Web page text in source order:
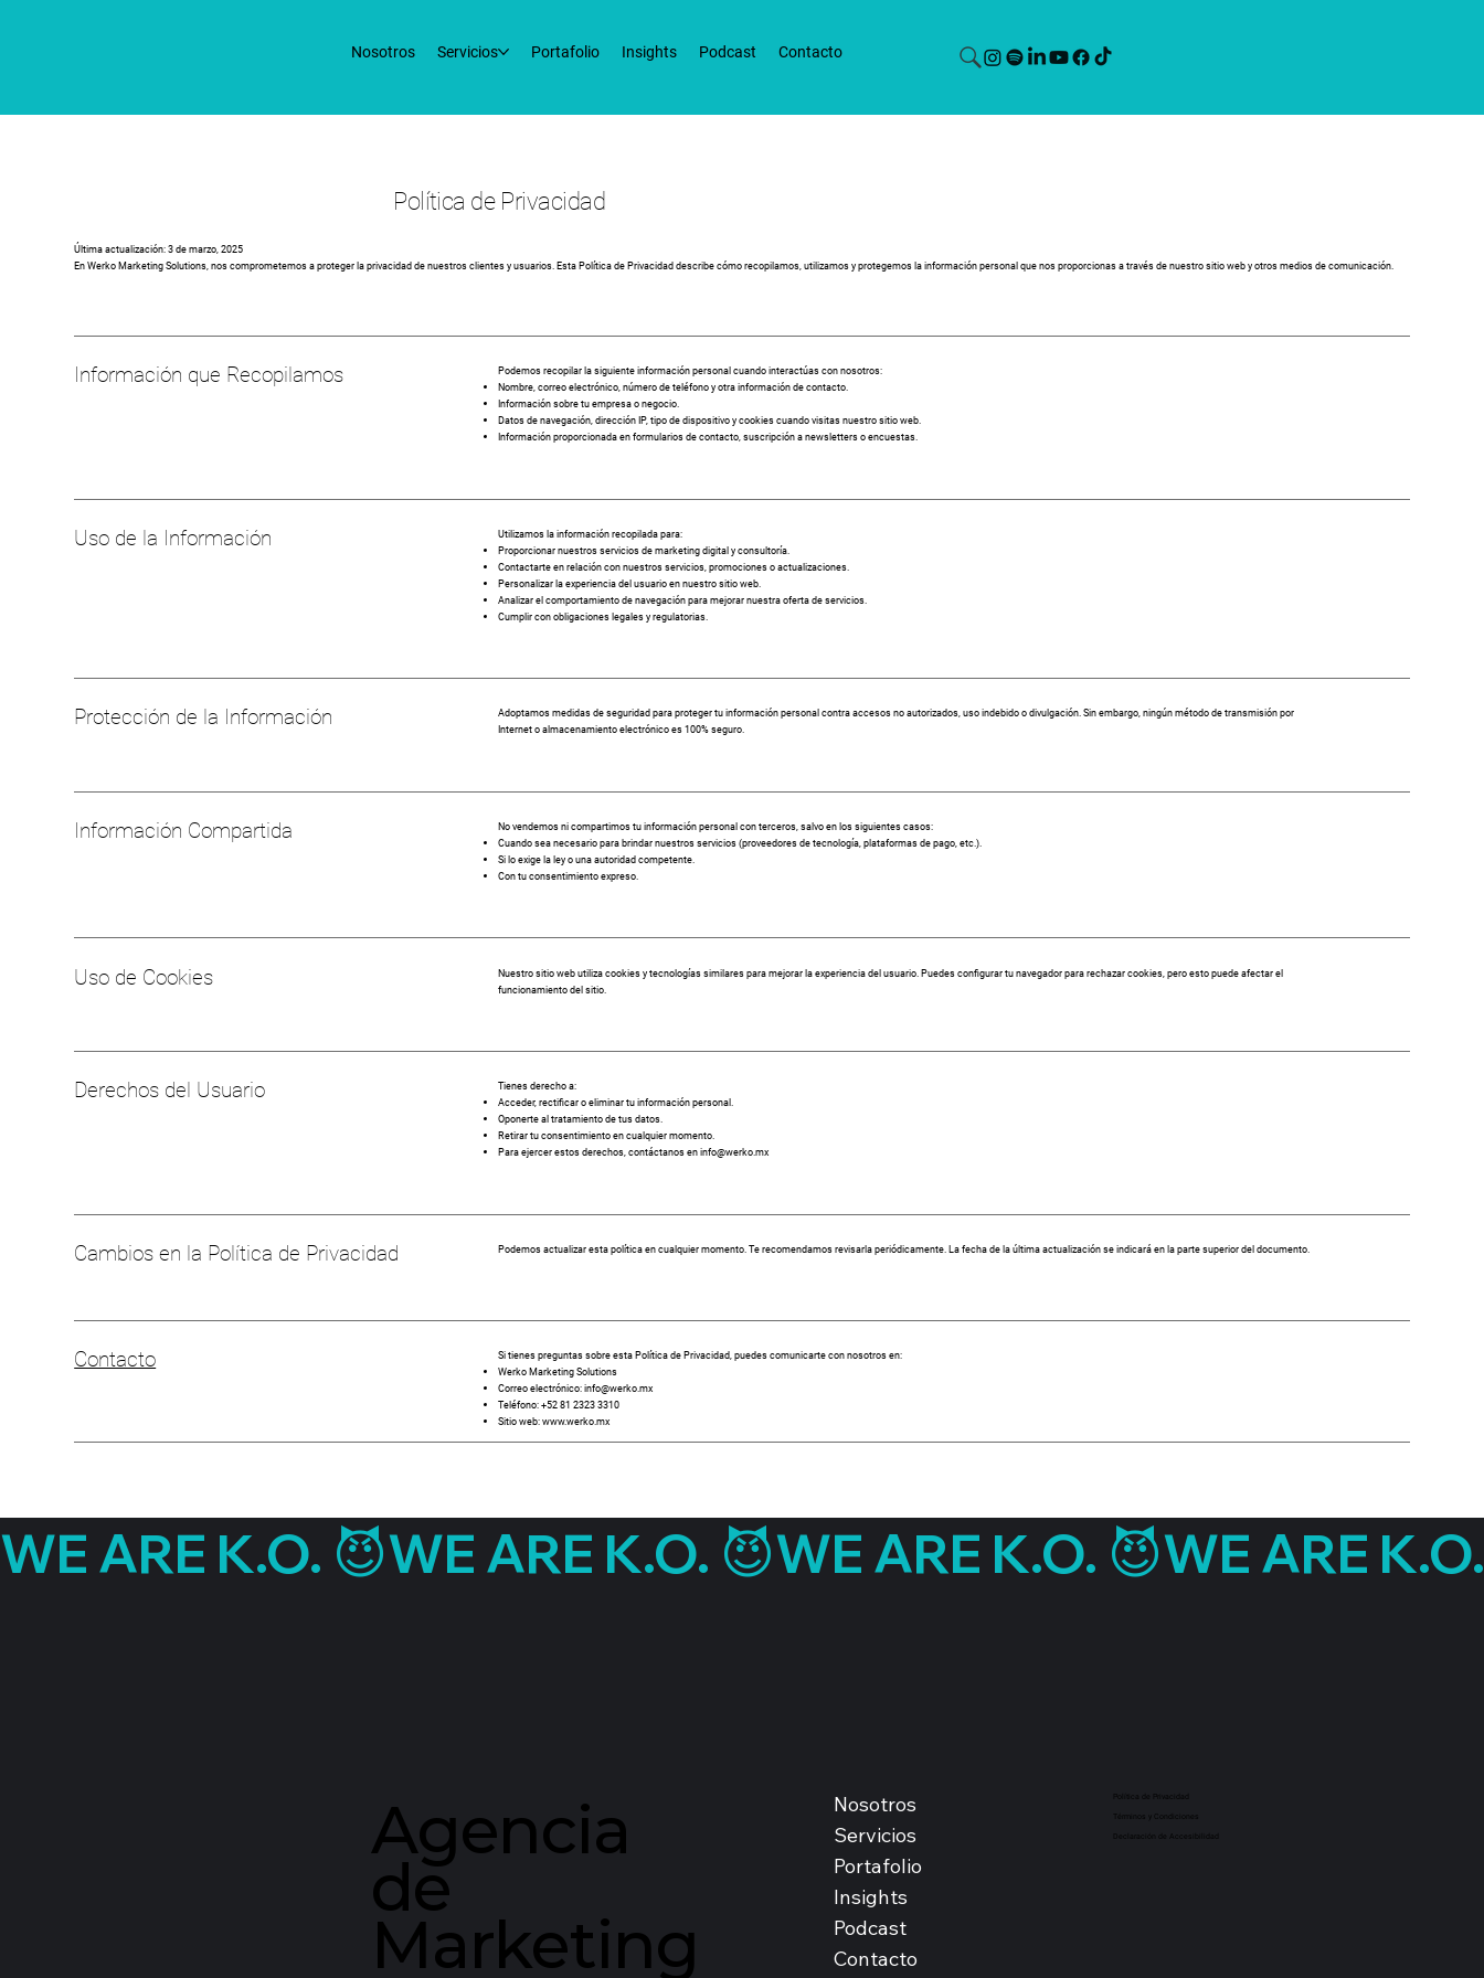
Nosotros Servicios Portafolio Insights Podcast Contacto
Política de Privacidad
Última actualización: 3 de marzo, 2025
En Werko Marketing Solutions, nos comprometemos a proteger la privacidad de nuestros clientes y usuarios. Esta Política de Privacidad describe cómo recopilamos, utilizamos y protegemos la información personal que nos proporcionas a través de nuestro sitio web y otros medios de comunicación.
Información que Recopilamos
Podemos recopilar la siguiente información personal cuando interactúas con nosotros:
Nombre, correo electrónico, número de teléfono y otra información de contacto.
Información sobre tu empresa o negocio.
Datos de navegación, dirección IP, tipo de dispositivo y cookies cuando visitas nuestro sitio web.
Información proporcionada en formularios de contacto, suscripción a newsletters o encuestas.
Uso de la Información
Utilizamos la información recopilada para:
Proporcionar nuestros servicios de marketing digital y consultoría.
Contactarte en relación con nuestros servicios, promociones o actualizaciones.
Personalizar la experiencia del usuario en nuestro sitio web.
Analizar el comportamiento de navegación para mejorar nuestra oferta de servicios.
Cumplir con obligaciones legales y regulatorias.
Protección de la Información
Adoptamos medidas de seguridad para proteger tu información personal contra accesos no autorizados, uso indebido o divulgación. Sin embargo, ningún método de transmisión por
Internet o almacenamiento electrónico es 100% seguro.
Información Compartida
No vendemos ni compartimos tu información personal con terceros, salvo en los siguientes casos:
Cuando sea necesario para brindar nuestros servicios (proveedores de tecnología, plataformas de pago, etc.).
Si lo exige la ley o una autoridad competente.
Con tu consentimiento expreso.
Uso de Cookies
Nuestro sitio web utiliza cookies y tecnologías similares para mejorar la experiencia del usuario. Puedes configurar tu navegador para rechazar cookies, pero esto puede afectar el
funcionamiento del sitio.
Derechos del Usuario
Tienes derecho a:
Acceder, rectificar o eliminar tu información personal.
Oponerte al tratamiento de tus datos.
Retirar tu consentimiento en cualquier momento.
Para ejercer estos derechos, contáctanos eninfo@werko.mx
Cambios en la Política de Privacidad Podemos actualizar esta política en cualquier momento. Te recomendamos revisarla periódicamente. La fecha de la última actualización se indicará en la parte superior del documento.
Contacto
Si tienes preguntas sobre esta Política de Privacidad, puedes comunicarte con nosotros en:
Werko Marketing Solutions
Correo electrónico:info@werko.mx
Teléfono: +52 81 2323 3310
Sitio web:www.werko.mx
Política de Privacidad
Términos y Condiciones
Declaración de Accesibilidad
Nosotros
Servicios
Portafolio
Insights
Podcast
Contacto
Agencia
de
Marketing
WE ARE K.O. 😈